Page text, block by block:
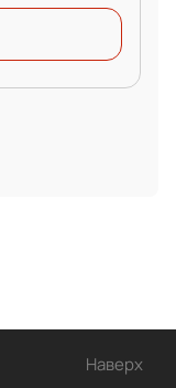
Наверх